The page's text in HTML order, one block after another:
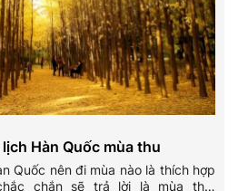
Hàn Quốc mùa thu
Quốc nên đi mùa nào là thích hợp
chắn sẽ trả lời là mùa thu.